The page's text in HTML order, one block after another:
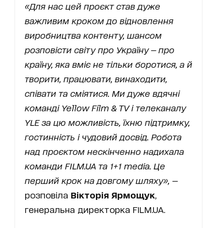
«Для нас цей проєкт став дуже
важливим кроком до відновлення
виробництва контенту, шансом
розповісти світу про Україну — про
країну, яка вміє не тільки боротися, а й
творити, працювати, винаходити,
співати та сміятися. Ми дуже вдячні
команді Yellow Film & TV і телеканалу
YLE за цю можливість, їхню підтримку,
гостинність і чудовий досвід. Робота
над проєктом нескінченно надихала
команди FILM.UA та 1+1 media. Це
перший крок на довгому шляху», —
розповіла Вікторія Ярмощук
генеральна директорка FILM.UA.